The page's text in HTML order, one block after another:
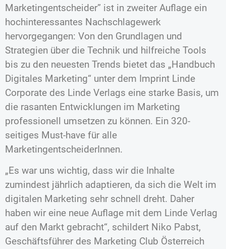
Marketingentscheider” ist in zweiter Auflage ein
hochinteressantes Nachschlagewerk
hervorgegangen: Von den Grundlagen und
Strategien über die Technik und hilfreiche Tools
bis zu den neuesten Trends bietet das „Handbuch
Digitales Marketing“ unter dem Imprint Linde
Corporate des Linde Verlags eine starke Basis, um
die rasanten Entwicklungen im Marketing
professionell umsetzen zu können. Ein 320-
seitiges Must-have für alle
MarketingentscheiderInnen.
„Es war uns wichtig, dass wir die Inhalte
zumindest jährlich adaptieren, da sich die Welt im
digitalen Marketing sehr schnell dreht. Daher
haben wir eine neue Auflage mit dem Linde Verlag
auf den Markt gebracht“, schildert Niko Pabst,
Geschäftsführer des Marketing Club Österreich